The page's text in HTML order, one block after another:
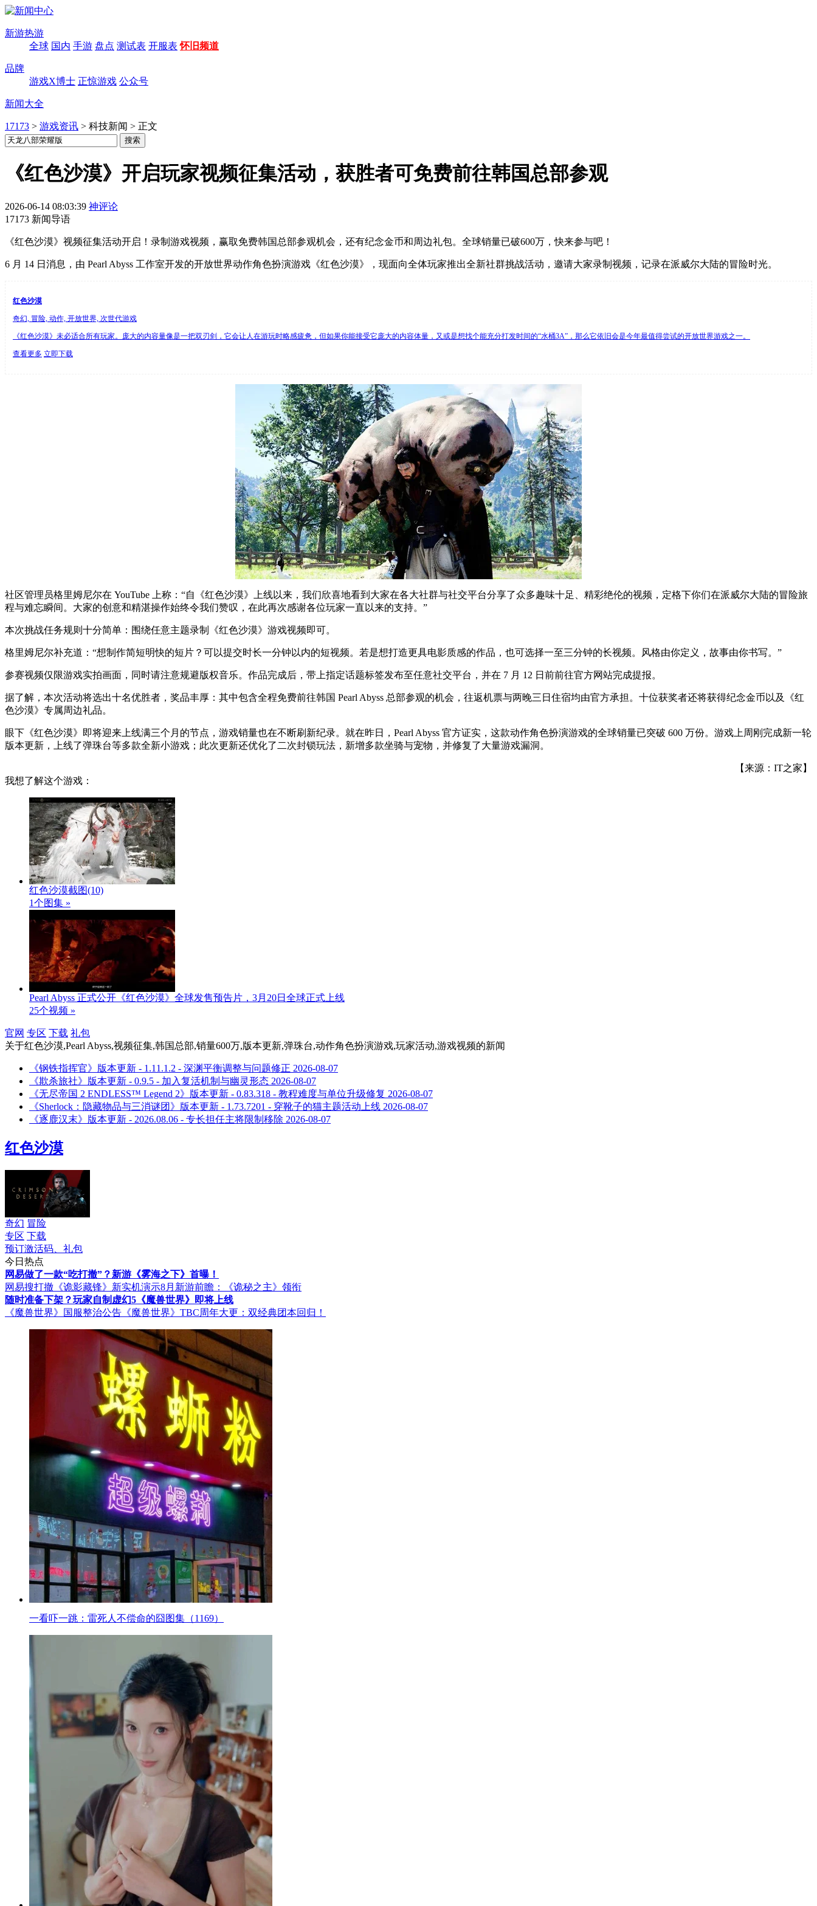
新游热游
全球 国内 手游 盘点 测试表 开服表 怀旧频道
品牌
游戏X博士 正惊游戏 公众号
新闻大全
17173 > 游戏资讯 > 科技新闻 > 正文
《红色沙漠》开启玩家视频征集活动，获胜者可免费前往韩国总部参观
2026-06-14 08:03:39 神评论
17173 新闻导语
《红色沙漠》视频征集活动开启！录制游戏视频，赢取免费韩国总部参观机会，还有纪念金币和周边礼包。全球销量已破600万，快来参与吧！
6 月 14 日消息，由 Pearl Abyss 工作室开发的开放世界动作角色扮演游戏《红色沙漠》，现面向全体玩家推出全新社群挑战活动，邀请大家录制视频，记录在派威尔大陆的冒险时光。
红色沙漠
奇幻, 冒险, 动作, 开放世界, 次世代游戏
《红色沙漠》未必适合所有玩家。庞大的内容量像是一把双刃剑，它会让人在游玩时略感疲惫，但如果你能接受它庞大的内容体量，又或是想找个能充分打发时间的“水桶3A”，那么它依旧会是今年最值得尝试的开放世界游戏之一。
查看更多 立即下载
社区管理员格里姆尼尔在 YouTube 上称：“自《红色沙漠》上线以来，我们欣喜地看到大家在各大社群与社交平台分享了众多趣味十足、精彩绝伦的视频，定格下你们在派威尔大陆的冒险旅
程与难忘瞬间。大家的创意和精湛操作始终令我们赞叹，在此再次感谢各位玩家一直以来的支持。”
本次挑战任务规则十分简单：围绕任意主题录制《红色沙漠》游戏视频即可。
格里姆尼尔补充道：“想制作简短明快的短片？可以提交时长一分钟以内的短视频。若是想打造更具电影质感的作品，也可选择一至三分钟的长视频。风格由你定义，故事由你书写。”
参赛视频仅限游戏实拍画面，同时请注意规避版权音乐。作品完成后，带上指定话题标签发布至任意社交平台，并在 7 月 12 日前前往官方网站完成提报。
据了解，本次活动将选出十名优胜者，奖品丰厚：其中包含全程免费前往韩国 Pearl Abyss 总部参观的机会，往返机票与两晚三日住宿均由官方承担。十位获奖者还将获得纪念金币以及《红
色沙漠》专属周边礼品。
眼下《红色沙漠》即将迎来上线满三个月的节点，游戏销量也在不断刷新纪录。就在昨日，Pearl Abyss 官方证实，这款动作角色扮演游戏的全球销量已突破 600 万份。游戏上周刚完成新一轮
版本更新，上线了弹珠台等多款全新小游戏；此次更新还优化了二次封锁玩法，新增多款坐骑与宠物，并修复了大量游戏漏洞。
【来源：IT之家】
我想了解这个游戏：
红色沙漠截图(10)
1个图集 »
Pearl Abyss 正式公开《红色沙漠》全球发售预告片，3月20日全球正式上线
25个视频 »
官网 专区 下载 礼包
关于红色沙漠,Pearl Abyss,视频征集,韩国总部,销量600万,版本更新,弹珠台,动作角色扮演游戏,玩家活动,游戏视频的新闻
《钢铁指挥官》版本更新 - 1.11.1.2 - 深渊平衡调整与问题修正 2026-08-07
《欺杀旅社》版本更新 - 0.9.5 - 加入复活机制与幽灵形态 2026-08-07
《无尽帝国 2 ENDLESS™ Legend 2》版本更新 - 0.83.318 - 教程难度与单位升级修复 2026-08-07
《Sherlock：隐藏物品与三消谜团》版本更新 - 1.73.7201 - 穿靴子的猫主题活动上线 2026-08-07
《逐鹿汉末》版本更新 - 2026.08.06 - 专长担任主将限制移除 2026-08-07
红色沙漠
奇幻 冒险
专区 下载
预订激活码、礼包
今日热点
网易做了一款“吃打撤”？新游《雾海之下》首曝！
网易搜打撤《诡影藏锋》新实机演示8月新游前瞻：《诡秘之主》领衔
随时准备下架？玩家自制虚幻5《魔兽世界》即将上线
《魔兽世界》国服整治公告 《魔兽世界》TBC周年大更：双经典团本回归！
一看吓一跳：雷死人不偿命的囧图集（1169）